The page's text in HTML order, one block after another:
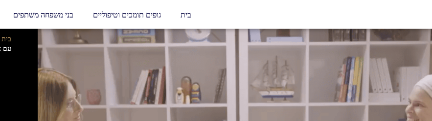
בית גופים תומכים וטיפוליים בני משפחה משתפים
בית
עם